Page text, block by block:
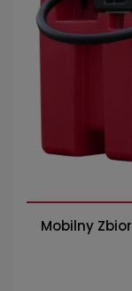
Mobilny